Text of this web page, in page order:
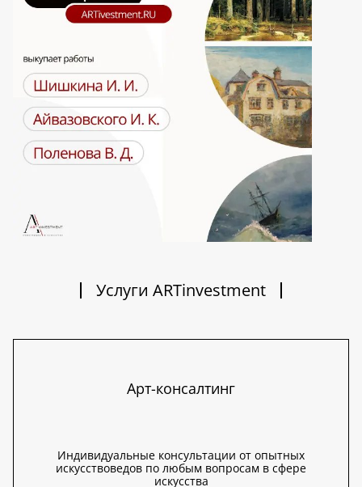
Услуги ARTinvestment
Арт-консалтинг
Индивидуальные консультации от опытных
искусствоведов по любым вопросам в сфере
искусства